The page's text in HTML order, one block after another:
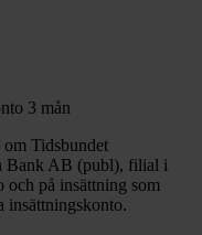
3 mån
Tidsbundet
Bank AB (publ), filial i
och på insättning som
insättningskonto.